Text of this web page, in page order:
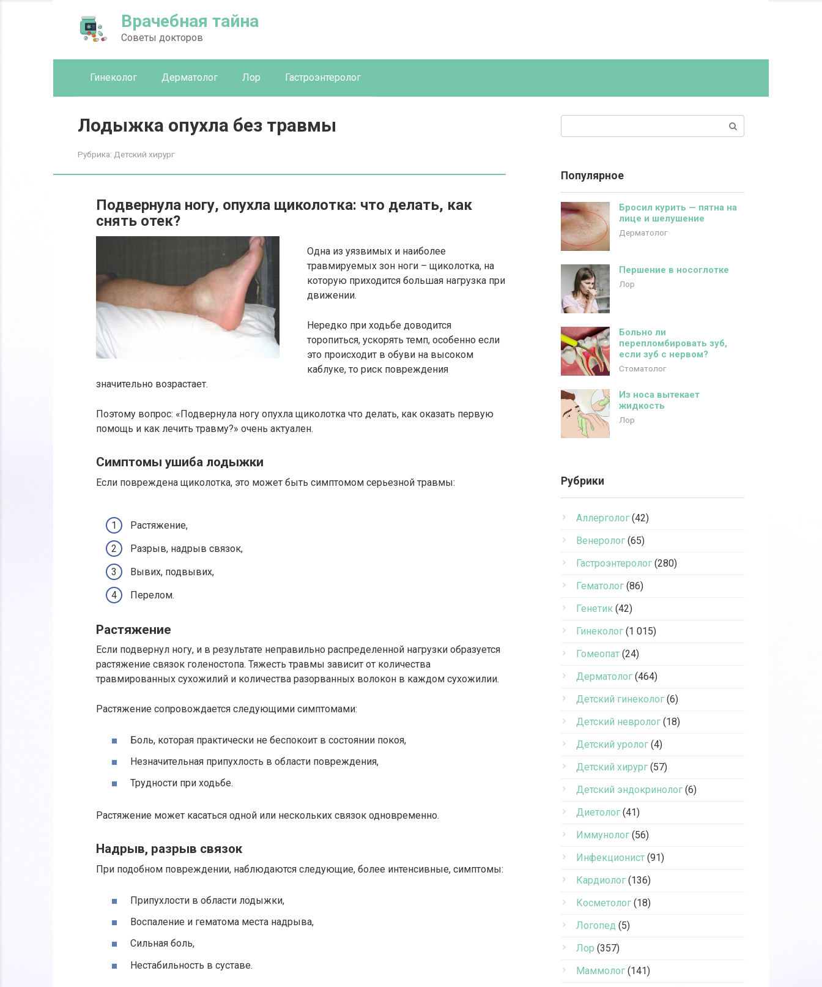
Врачебная тайна
Советы докторов
Гинеколог Дерматолог Лор Гастроэнтеролог
Лодыжка опухла без травмы
Рубрика: Детский хирург
Подвернула ногу, опухла щиколотка: что делать, как
снять отек?
Одна из уязвимых и наиболее
травмируемых зон ноги – щиколотка, на
которую приходится большая нагрузка при
движении.
Нередко при ходьбе доводится
торопиться, ускорять темп, особенно если
это происходит в обуви на высоком
каблуке, то риск повреждения
значительно возрастает.
Поэтому вопрос: «Подвернула ногу опухла щиколотка что делать, как оказать первую
помощь и как лечить травму?» очень актуален.
Симптомы ушиба лодыжки
Если повреждена щиколотка, это может быть симптомом серьезной травмы:
Растяжение,
Разрыв, надрыв связок,
Вывих, подвывих,
Перелом.
Растяжение
Если подвернул ногу, и в результате неправильно распределенной нагрузки образуется
растяжение связок голеностопа. Тяжесть травмы зависит от количества
травмированных сухожилий и количества разорванных волокон в каждом сухожилии.
Растяжение сопровождается следующими симптомами:
Боль, которая практически не беспокоит в состоянии покоя,
Незначительная припухлость в области повреждения,
Трудности при ходьбе.
Растяжение может касаться одной или нескольких связок одновременно.
Надрыв, разрыв связок
При подобном повреждении, наблюдаются следующие, более интенсивные, симптомы:
Припухлости в области лодыжки,
Воспаление и гематома места надрыва,
Сильная боль,
Нестабильность в суставе.
Популярное
Бросил курить — пятна на
лице и шелушение
Дерматолог
Першение в носоглотке
Лор
Больно ли
перепломбировать зуб,
если зуб с нервом?
Стоматолог
Из носа вытекает
жидкость
Лор
Рубрики
Аллерголог (42)
Венеролог (65)
Гастроэнтеролог (280)
Гематолог (86)
Генетик (42)
Гинеколог (1 015)
Гомеопат (24)
Дерматолог (464)
Детский гинеколог (6)
Детский невролог (18)
Детский уролог (4)
Детский хирург (57)
Детский эндокринолог (6)
Диетолог (41)
Иммунолог (56)
Инфекционист (91)
Кардиолог (136)
Косметолог (18)
Логопед (5)
Лор (357)
Маммолог (141)